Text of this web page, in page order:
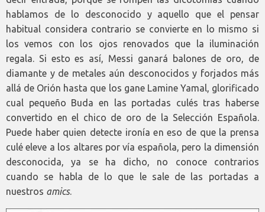
hablamos de lo desconocido y aquello que el pensar
habitual considera contrario se convierte en lo mismo si
los vemos con los ojos renovados que la iluminación
regala. Si esto es así, Messi ganará balones de oro, de
diamante y de metales aún desconocidos y forjados más
allá de Orión hasta que los gane Lamine Yamal, glorificado
cual pequeño Buda en las portadas culés tras haberse
convertido en el chico de oro de la Selección Española.
Puede haber quien detecte ironía en eso de que la prensa
culé eleve a los altares por vía española, pero la dimensión
desconocida, ya se ha dicho, no conoce contrarios
cuando se habla de lo que le sale de las portadas a
nuestros amics.